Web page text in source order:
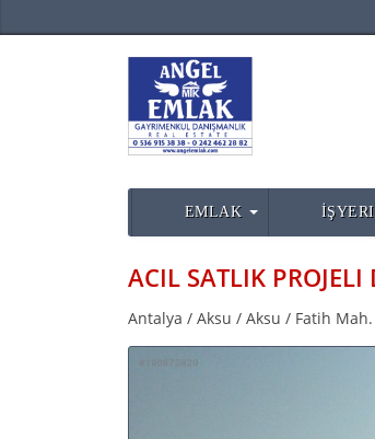
EMLAK İŞYERI
Antalya / Aksu / Aksu / Fatih Mah.